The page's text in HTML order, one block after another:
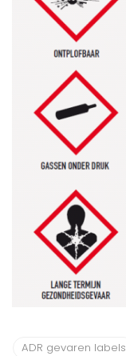
ADR gevaren labels